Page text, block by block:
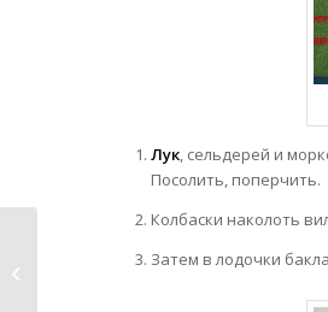
Лук, сельдерей и
Посолить, поперчить.
Колбаски наколоть
Затем в лодочки
Персиковый крамбль